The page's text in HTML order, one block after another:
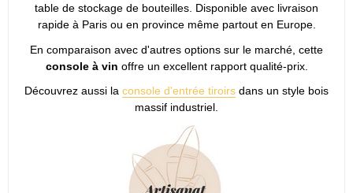
table de stockage de bouteilles. Disponible avec livraison
rapide à Paris ou en province même partout en Europe.
En comparaison avec d'autres options sur le marché, cette
console à vin offre un excellent rapport qualité-prix.
Découvrez aussi la console d'entrée tiroirs dans un style bois
massif industriel.